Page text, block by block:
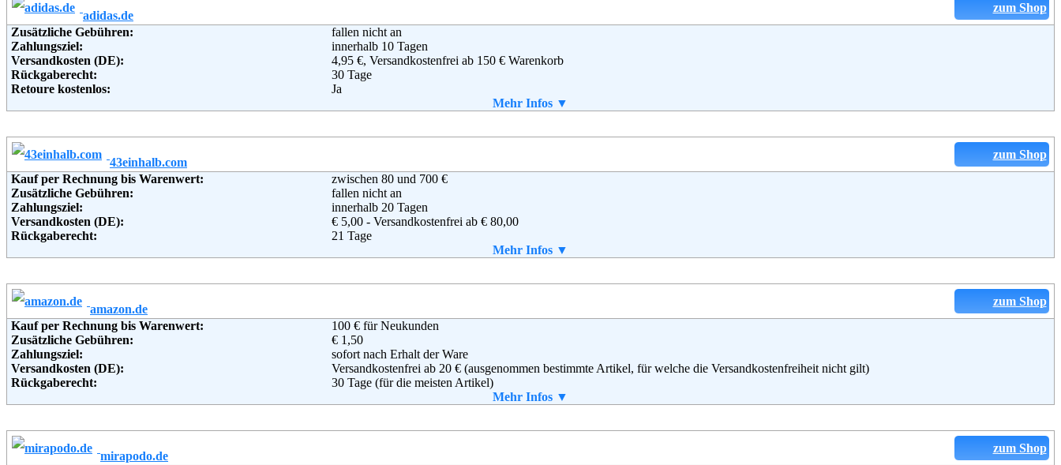
Christoph-Probst-Weg 4
D-20251 Hamburg
Telefon:
0800 30 15 085
Email:
kundenservice@aboutyou.de
Soziale Kanäle:
Weiterführende Informationen:
AGB
zum Shop
adidas.de
Zusätzliche Gebühren:
fallen nicht an
Zahlungsziel:
innerhalb 10 Tagen
Versandkosten (DE):
4,95 €, Versandkostenfrei ab 150 € Warenkorb
Rückgaberecht:
30 Tage
Retoure kostenlos:
Ja
Weitere Zahlungsmethoden:
Atlas Arena, Africa Building
Hoogoorddreef 9a
1101 BA Amsterdam ZO
Niederlande
Telefon:
+49 (0) 800 – 377 37 71
Weiterführende Informationen:
Blog,AGB
Mehr Infos ▼
zum Shop
43einhalb.com
Kauf per Rechnung bis Warenwert:
zwischen 80 und 700 €
Zusätzliche Gebühren:
fallen nicht an
Zahlungsziel:
innerhalb 20 Tagen
Versandkosten (DE):
€ 5,00 - Versandkostenfrei ab € 80,00
Rückgaberecht:
21 Tage
Weitere Zahlungsmethoden:
Adresse:
43einhalb GbR
Oliver Baumgart & Mischa Krewer
Peterstor 7
36037 Fulda
Telefon:
+49 661 3605693
Soziale Kanäle:
Weiterführende Informationen:
Mehr Infos ▼
zum Shop
amazon.de
Kauf per Rechnung bis Warenwert:
100 € für Neukunden
Zusätzliche Gebühren:
€ 1,50
Zahlungsziel:
sofort nach Erhalt der Ware
Versandkosten (DE):
Versandkostenfrei ab 20 € (ausgenommen bestimmte Artikel, für welche die Versandkostenfreiheit nicht gilt)
Rückgaberecht:
30 Tage (für die meisten Artikel)
Ja, ab einem Warenwert von 40 €.
Weitere Zahlungsmethoden:
Mehr Infos ▼
zum Shop
mirapodo.de